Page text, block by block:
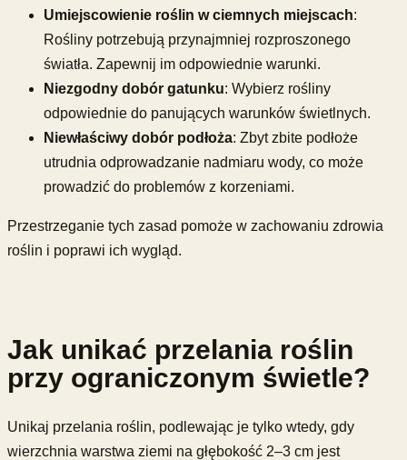
Umiejscowienie roślin w ciemnych miejscach:
Rośliny potrzebują przynajmniej rozproszonego
światła. Zapewnij im odpowiednie warunki.
Niezgodny dobór gatunku: Wybierz rośliny
odpowiednie do panujących warunków świetlnych.
Niewłaściwy dobór podłoża: Zbyt zbite podłoże
utrudnia odprowadzanie nadmiaru wody, co może
prowadzić do problemów z korzeniami.
Przestrzeganie tych zasad pomoże w zachowaniu zdrowia
roślin i poprawi ich wygląd.
Jak unikać przelania roślin
przy ograniczonym świetle?
Unikaj przelania roślin, podlewając je tylko wtedy, gdy
wierzchnia warstwa ziemi na głębokość 2–3 cm jest